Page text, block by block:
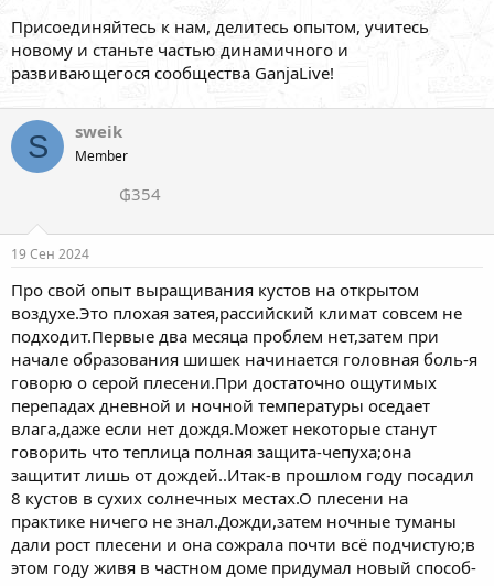
Присоединяйтесь к нам, делитесь опытом, учитесь
новому и станьте частью динамичного и
развивающегося сообщества GanjaLive!
S sweik
Member
₲354
19 Сен 2024
Про свой опыт выращивания кустов на открытом
воздухе.Это плохая затея,рассийский климат совсем не
подходит.Первые два месяца проблем нет,затем при
начале образования шишек начинается головная боль-я
говорю о серой плесени.При достаточно ощутимых
перепадах дневной и ночной температуры оседает
влага,даже если нет дождя.Может некоторые станут
говорить что теплица полная защита-чепуха;она
защитит лишь от дождей..Итак-в прошлом году посадил
8 кустов в сухих солнечных местах.О плесени на
практике ничего не знал.Дожди,затем ночные туманы
дали рост плесени и она сожрала почти всё подчистую;в
этом году живя в частном доме придумал новый способ-